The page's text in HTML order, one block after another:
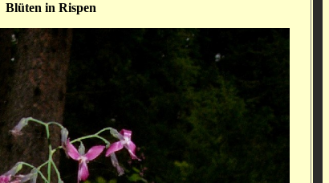
Blüten in Rispen